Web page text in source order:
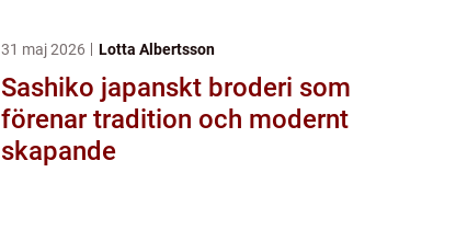
31 maj 2026 Lotta Albertsson
Sashiko japanskt broderi som
förenar tradition och modernt
skapande